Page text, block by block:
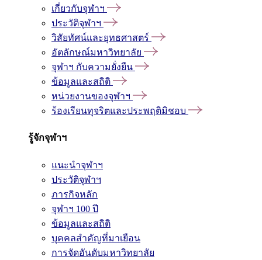
เกี่ยวกับจุฬาฯ
ประวัติจุฬาฯ
วิสัยทัศน์และยุทธศาสตร์
อัตลักษณ์มหาวิทยาลัย
จุฬาฯ กับความยั่งยืน
ข้อมูลและสถิติ
หน่วยงานของจุฬาฯ
ร้องเรียนทุจริตและประพฤติมิชอบ
รู้จักจุฬาฯ
แนะนำจุฬาฯ
ประวัติจุฬาฯ
ภารกิจหลัก
จุฬาฯ 100 ปี
ข้อมูลและสถิติ
บุคคลสำคัญที่มาเยือน
การจัดอันดับมหาวิทยาลัย